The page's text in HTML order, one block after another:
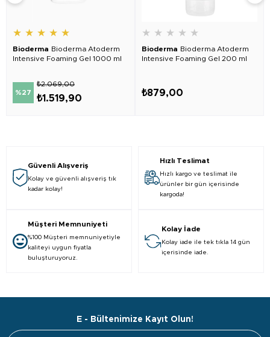
★ ★ ★ ★ ★
Bioderma Bioderma Atoderm
Intensive Foaming Gel 1000 ml
%27
₺1.519,90
₺2.069,00
★ ★ ★ ★ ★
Bioderma Bioderma Atoderm
Intensive Foaming Gel 200 ml
₺879,00
Güvenli Alışveriş
Kolay ve güvenli alışveriş tık
kadar kolay!
Hızlı Teslimat
Hızlı kargo ve teslimat ile
ürünler bir gün içerisinde
kargoda!
Müşteri Memnuniyeti
%100 Müşteri memnuniyetiyle
kaliteyi uygun fiyatla
buluşturuyoruz.
Kolay İade
Kolay iade ile tek tıkla 14 gün
içerisinde iade.
E - Bültenimize Kayıt Olun!